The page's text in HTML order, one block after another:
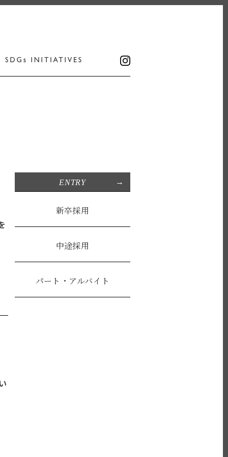
ENTRY
新卒採用
中途採用
パート・アルバイト